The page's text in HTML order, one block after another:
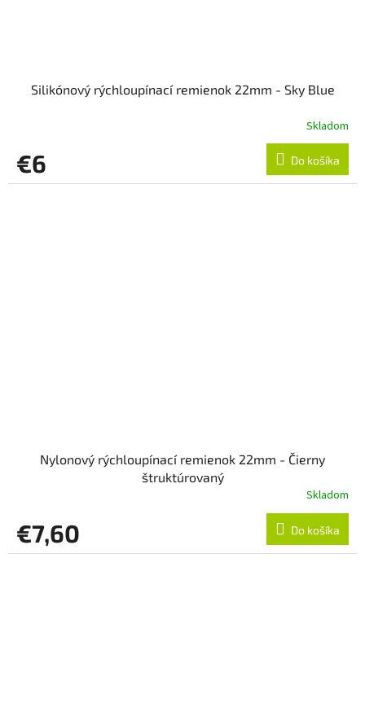
Silikónový rýchloupínací remienok 22mm - Sky Blue
Skladom
€6 Do košíka
Nylonový rýchloupínací remienok 22mm - Čierny
štruktúrovaný
Skladom
€7,60 Do košíka